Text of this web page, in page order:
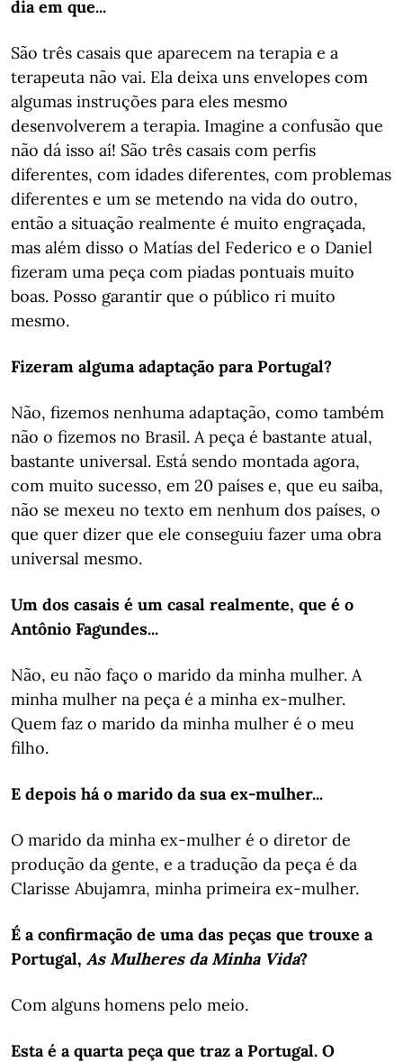
dia em que...
São três casais que aparecem na terapia e a
terapeuta não vai. Ela deixa uns envelopes com
algumas instruções para eles mesmo
desenvolverem a terapia. Imagine a confusão que
não dá isso aí! São três casais com perfis
diferentes, com idades diferentes, com problemas
diferentes e um se metendo na vida do outro,
então a situação realmente é muito engraçada,
mas além disso o Matías del Federico e o Daniel
fizeram uma peça com piadas pontuais muito
boas. Posso garantir que o público ri muito
mesmo.
Fizeram alguma adaptação para Portugal?
Não, fizemos nenhuma adaptação, como também
não o fizemos no Brasil. A peça é bastante atual,
bastante universal. Está sendo montada agora,
com muito sucesso, em 20 países e, que eu saiba,
não se mexeu no texto em nenhum dos países, o
que quer dizer que ele conseguiu fazer uma obra
universal mesmo.
Um dos casais é um casal realmente, que é o
Antônio Fagundes...
Não, eu não faço o marido da minha mulher. A
minha mulher na peça é a minha ex-mulher.
Quem faz o marido da minha mulher é o meu
filho.
E depois há o marido da sua ex-mulher...
O marido da minha ex-mulher é o diretor de
produção da gente, e a tradução da peça é da
Clarisse Abujamra, minha primeira ex-mulher.
É a confirmação de uma das peças que trouxe a
Portugal, As Mulheres da Minha Vida?
Com alguns homens pelo meio.
Esta é a quarta peça que traz a Portugal. O